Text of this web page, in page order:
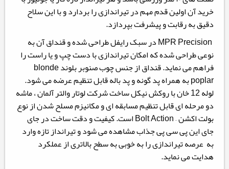
خرید آن اولین قدم مهم در تیراندازی را بردارد و با این سلاح
دقیق به رقابت و پیشرفت بپردازد.
MPR Precision در سبک رایفل طراحی شده و قنداق آن به
نوعی طراحی شده که امکان تیراندازی با دست چپ و یا راست را
فراهم می نماید. قنداق از جنس چوب صنوبر بلوند blonde
poplar به همراه پد گونه و پد باله قابل تنظیم عرضه می شود.
لوله 12 خان با روکش نیکل ساخت شرکت لوتار والتر آلمان ، ماشه
دو مرحله ای قابل تنظیم مسابقه ای و مکانیزم مسلح شدن از نوع
بولت اکشن – Bolt Action است. کیفیت و دقت ساخت در جای
جای این پی سی پی جذاب مشاهده می شود و تیرانداز تازه وارد
به عرصه تیراندازی را به خوبی به سطح بالاتری از عملکرد
هدایت می نماید.